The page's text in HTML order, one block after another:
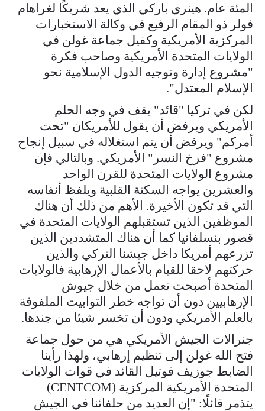
المئة عام. هينري باركي الذي يعد شريكًا لغراهام
فولر ذو المقام الرفيع في وكالة الاستخبارات
المركزية الأمريكية وكفيل جماعة غولن في
الولايات المتحدة الأمريكية وصاحب فكرة
"مشروع إدارة وتوجيه الدول الإسلامية نحو
الإسلام المعتدل".
لكن في تركيا "قائد" يقف في وجه الحلم
الأمريكي ويرفض أن يقول للأمريكان "تحت
أمركم" ويرفض أن يتم استغلاله في سبيل إنجاح
مشروع "فرخ النسر" الأمريكي. وبالتالي فإن
مشروع الولايات المتحدة للقرن الواحد
والعشرين يواجه السكتة القلبية ويلفظ أنفاسه
التي قد تكون الأخيرة. الأهم من ذلك أن هناك
الموظفين الذين تستقبلهم الولايات المتحدة في
قصور بنسلفانيا كما أن هناك المتشددين الذين
تزرعهم أمريكا داخل جيشنا التركي والذين
حركتهم لاحقا للقيام بالأعمال الإرهابية فالولايات
المتحدة أصبحت تعمل من خلال جيوش
الإرهابيين دون أن تواجه خطر التوابيت الملفوفة
بالعلم الأمريكي ودون أن تخسر شيئا من جندها.
جنرالات الجيش الأمريكي هي من حول جماعة
فتح الله غولن إلى تنظيم إرهابي، ولهذا رأينا
الضابط جوزيف فوتيل القائد في قوات الولايات
المتحدة الأمريكية المركزية (CENTCOM)
يتذمر قائلًا: "إن العديد من حلفائنا في الجيش